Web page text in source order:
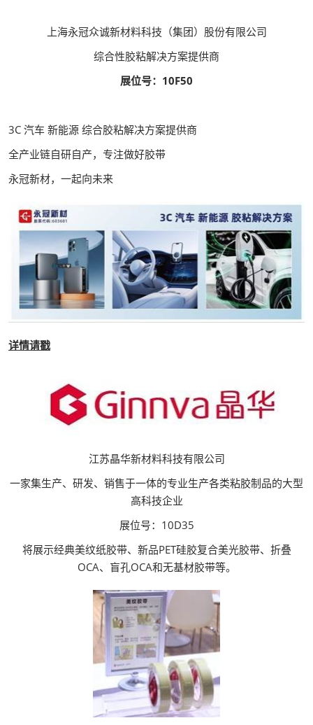
上海永冠众诚新材料科技（集团）股份有限公司
综合性胶粘解决方案提供商
展位号：10F50
3C 汽车 新能源 综合胶粘解决方案提供商
全产业链自研自产，专注做好胶带
永冠新材，一起向未来
详情请戳
江苏晶华新材料科技有限公司
一家集生产、研发、销售于一体的专业生产各类粘胶制品的大型
高科技企业
展位号：10D35
将展示经典美纹纸胶带、新品PET硅胶复合美光胶带、折叠
OCA、盲孔OCA和无基材胶带等。